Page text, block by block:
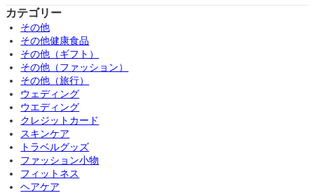
カテゴリー
その他
その他健康食品
その他（ギフト）
その他（ファッション）
その他（旅行）
ウェディング
ウエディング
クレジットカード
スキンケア
トラベルグッズ
ファッション小物
フィットネス
ヘアケア